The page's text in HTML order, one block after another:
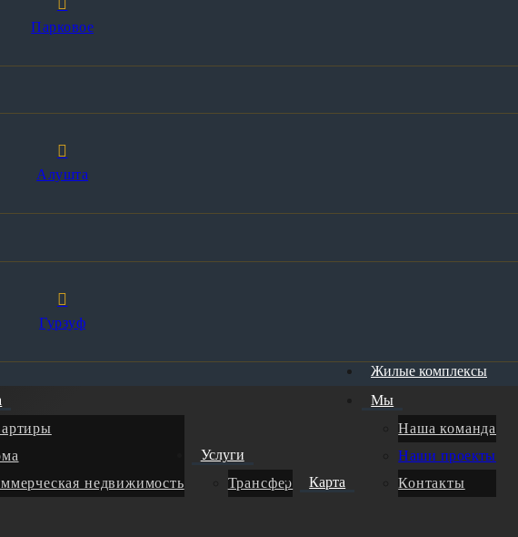
Парковое
Алушта
Гурзуф
Жилые комплексы
недвижимость
Услуги
Трансфер
Карта
Мы
Наша команда
Наши проекты
Контакты